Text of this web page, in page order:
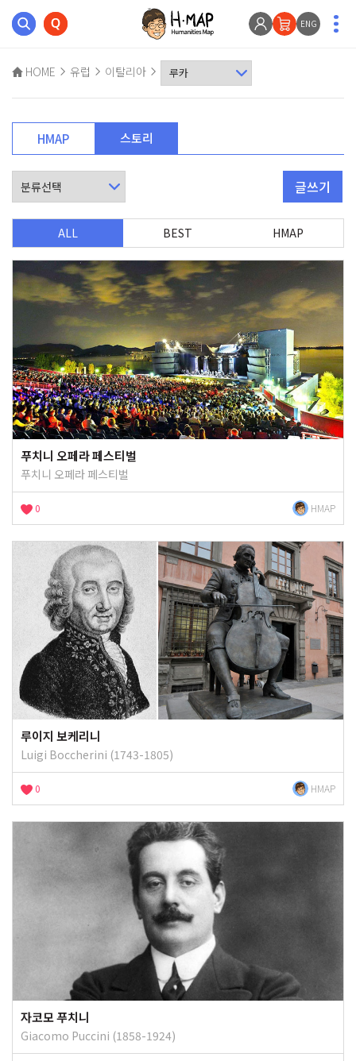
ENG
HOME 유럽 이탈리아
HMAP 스토리
글쓰기
ALL BEST HMAP
푸치니 오페라 페스티벌
푸치니 오페라 페스티벌
0 HMAP
루이지 보케리니
Luigi Boccherini (1743-1805)
0 HMAP
자코모 푸치니
Giacomo Puccini (1858-1924)